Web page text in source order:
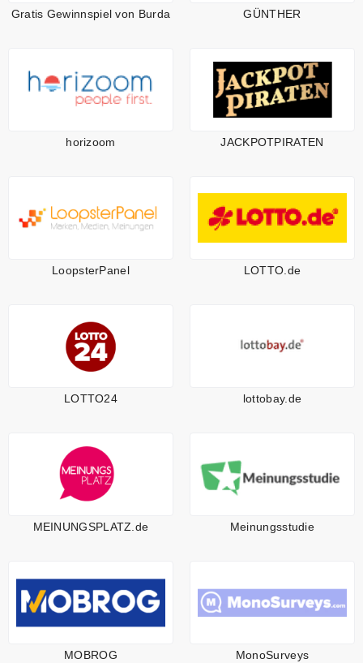
Gratis Gewinnspiel von Burda GÜNTHER
horizoom JACKPOTPIRATEN
LoopsterPanel LOTTO.de
LOTTO24 lottobay.de
MEINUNGSPLATZ.de Meinungsstudie
MOBROG MonoSurveys